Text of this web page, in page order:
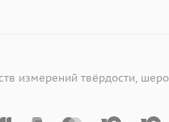
стали
измерений твёрдости,